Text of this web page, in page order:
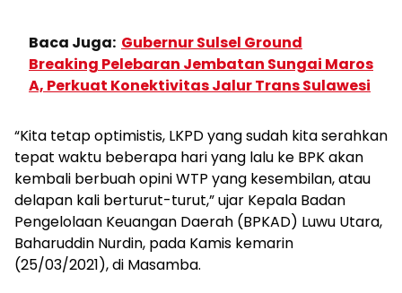
Baca Juga: Gubernur Sulsel Ground
Breaking Pelebaran Jembatan Sungai Maros
A, Perkuat Konektivitas Jalur Trans Sulawesi
“Kita tetap optimistis, LKPD yang sudah kita serahkan
tepat waktu beberapa hari yang lalu ke BPK akan
kembali berbuah opini WTP yang kesembilan, atau
delapan kali berturut-turut,” ujar Kepala Badan
Pengelolaan Keuangan Daerah (BPKAD) Luwu Utara,
Baharuddin Nurdin, pada Kamis kemarin
(25/03/2021), di Masamba.